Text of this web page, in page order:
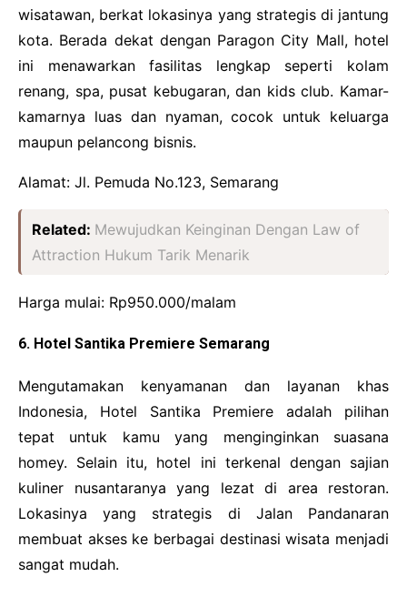
wisatawan, berkat lokasinya yang strategis di jantung
kota. Berada dekat dengan Paragon City Mall, hotel
ini menawarkan fasilitas lengkap seperti kolam
renang, spa, pusat kebugaran, dan kids club. Kamar-
kamarnya luas dan nyaman, cocok untuk keluarga
maupun pelancong bisnis.
Alamat: Jl. Pemuda No.123, Semarang
Related: Mewujudkan Keinginan Dengan Law of
Attraction Hukum Tarik Menarik
Harga mulai: Rp950.000/malam
6. Hotel Santika Premiere Semarang
Mengutamakan kenyamanan dan layanan khas
Indonesia, Hotel Santika Premiere adalah pilihan
tepat untuk kamu yang menginginkan suasana
homey. Selain itu, hotel ini terkenal dengan sajian
kuliner nusantaranya yang lezat di area restoran.
Lokasinya yang strategis di Jalan Pandanaran
membuat akses ke berbagai destinasi wisata menjadi
sangat mudah.